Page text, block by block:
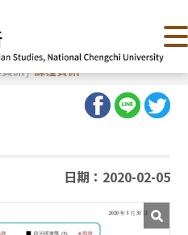
訊/課程資訊
日期：2020-02-05